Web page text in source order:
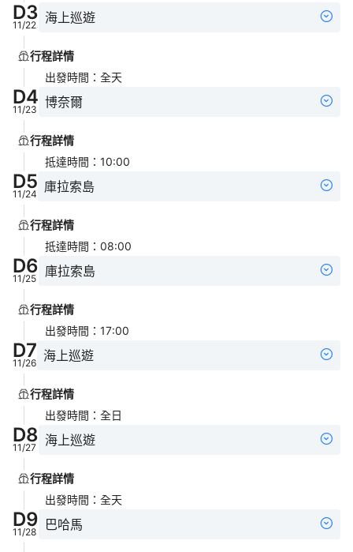
D3
11/22 海上巡遊
行程詳情
出發時間 ： 全天
D4
11/23 博奈爾
行程詳情
抵達時間 ： 10:00
D5
11/24 庫拉索島
行程詳情
抵達時間 ： 08:00
D6
11/25 庫拉索島
行程詳情
出發時間 ： 17:00
D7
11/26 海上巡遊
行程詳情
出發時間 ： 全日
D8
11/27 海上巡遊
行程詳情
出發時間 ： 全天
D9
11/28 巴哈馬